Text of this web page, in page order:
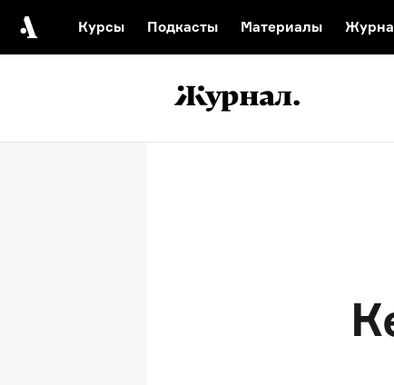
Курсы Подкасты Материалы
Видеоистория